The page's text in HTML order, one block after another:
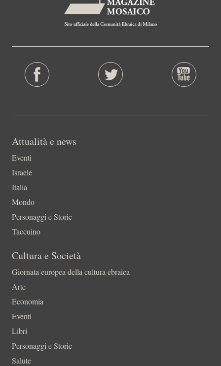
Attualità e news
Eventi
Israele
Italia
Mondo
Personaggi e Storie
Taccuino
Cultura e Società
Giornata europea della cultura ebraica
Arte
Economia
Eventi
Libri
Personaggi e Storie
Salute